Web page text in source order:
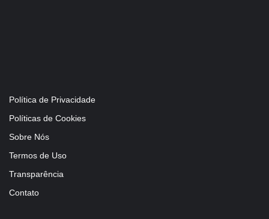
Política de Privacidade
Políticas de Cookies
Sobre Nós
Termos de Uso
Transparência
Contato